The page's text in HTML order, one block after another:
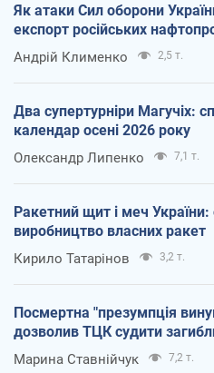
Як атаки Сил оборони
експорт російських
Андрій Клименко 2,5 т.
Два супертурніри Магучіх:
календар осені 2026 року
Олександр Липенко 7,1 т.
Ракетний щит і меч України:
виробництво власних ракет
Кирило Татарінов 3,2 т.
Посмертна "презумпція
дозволив ТЦК судити
Марина Ставнійчук 7,2 т.